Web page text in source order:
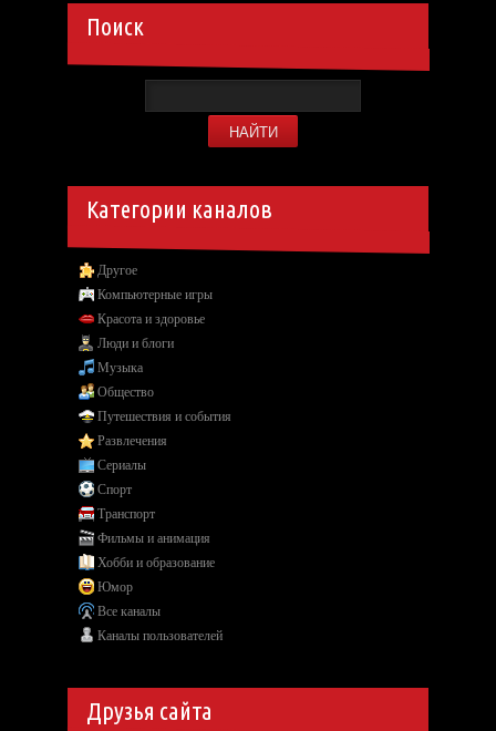
Поиск
Категории каналов
Другое
Компьютерные игры
Красота и здоровье
Люди и блоги
Музыка
Общество
Путешествия и события
Развлечения
Сериалы
Спорт
Транспорт
Фильмы и анимация
Хобби и образование
Юмор
Все каналы
Каналы пользователей
Друзья сайта